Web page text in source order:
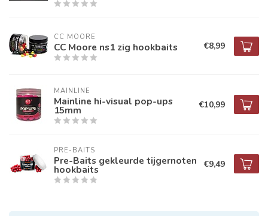
CC MOORE
CC Moore ns1 zig hookbaits €8,99
MAINLINE
Mainline hi-visual pop-ups
15mm €10,99
PRE-BAITS
Pre-Baits gekleurde tijgernoten
hookbaits €9,49